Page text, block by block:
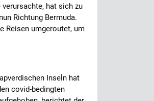
hat sich zu
Richtung Bermuda.
Reisen umgeroutet, um
Inseln hat
covid-bedingten